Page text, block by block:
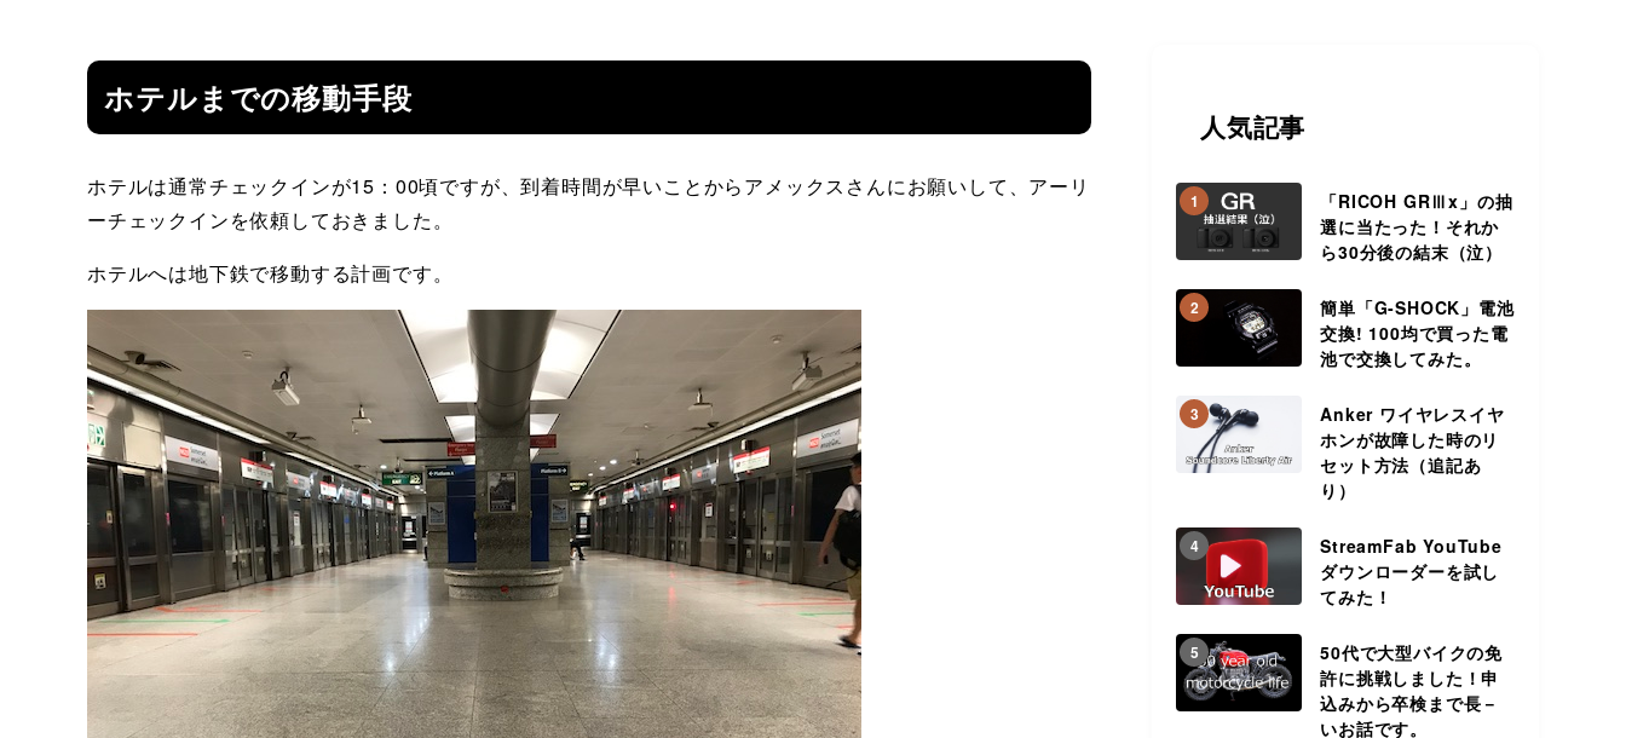
ホテルまでの移動手段
ホテルは通常チェックインが15：00頃ですが、到着時間が早いことからアメックスさんにお願いして、アーリ
ーチェックインを依頼しておきました。
ホテルへは地下鉄で移動する計画です。
人気記事
1
「RICOH GRⅢx」の抽
選に当たった！それか
ら30分後の結末（泣）
2
簡単「G-SHOCK」電池
交換! 100均で買った電
池で交換してみた。
3
Anker ワイヤレスイヤ
ホンが故障した時のリ
セット方法（追記あ
り）
4
StreamFab YouTube
ダウンローダーを試し
てみた！
5
50代で大型バイクの免
許に挑戦しました！申
込みから卒検まで長－
いお話です。